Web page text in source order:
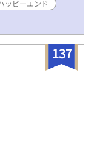
。
ッピーエンド
137